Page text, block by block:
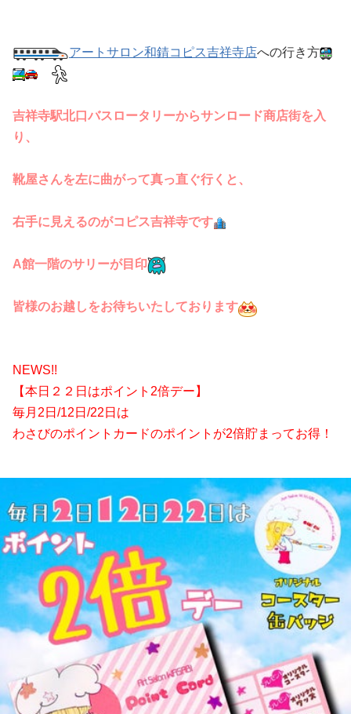
アートサロン和錆コピス吉祥寺店への行き方
吉祥寺駅北口バスロータリーからサンロード商店街を入
り、
靴屋さんを左に曲がって真っ直ぐ行くと、
右手に見えるのがコピス吉祥寺です
A館一階のサリーが目印
皆様のお越しをお待ちいたしております
NEWS!!
【本日２２日はポイント2倍デー】
毎月2日/12日/22日は
わさびのポイントカードのポイントが2倍貯まってお得！